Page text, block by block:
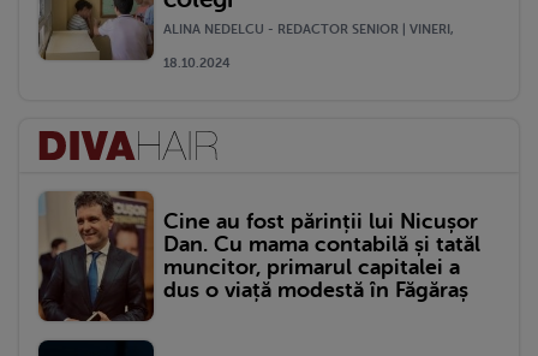
ALINA NEDELCU - REDACTOR SENIOR | VINERI,
18.10.2024
Cine au fost părinții lui Nicușor
Dan. Cu mama contabilă și tatăl
muncitor, primarul capitalei a
dus o viață modestă în Făgăraș